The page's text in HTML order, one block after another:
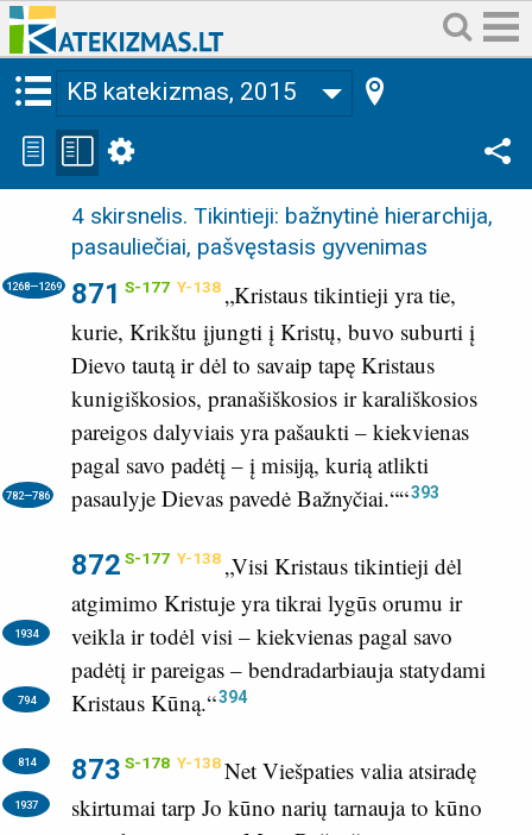
KB katekizmas, 2015
4 skirsnelis. Tikintieji: bažnytinė hierarchija,
pasauliečiai, pašvęstasis gyvenimas
871 S-177 Y-138
1268—1269
„Kristaus tikintieji yra tie,
kurie, Krikštu įjungti į Kristų, buvo suburti į
Dievo tautą ir dėl to savaip tapę Kristaus
kunigiškosios, pranašiškosios ir karališkosios
pareigos dalyviais yra pašaukti – kiekvienas
pagal savo padėtį – į misiją, kurią atlikti
pasaulyje Dievas pavedė Bažnyčiai.“
782—786 “393
872 S-177 Y-138 „Visi Kristaus tikintieji dėl
atgimimo Kristuje yra tikrai lygūs orumu ir
veikla
1934
ir todėl visi – kiekvienas pagal savo
padėtį ir pareigas – bendradarbiauja statydami
Kristaus Kūną.“394
794
873 S-178 Y-138
814
1937
Net Viešpaties valia atsiradę
skirtumai tarp Jo kūno narių tarnauja to kūno